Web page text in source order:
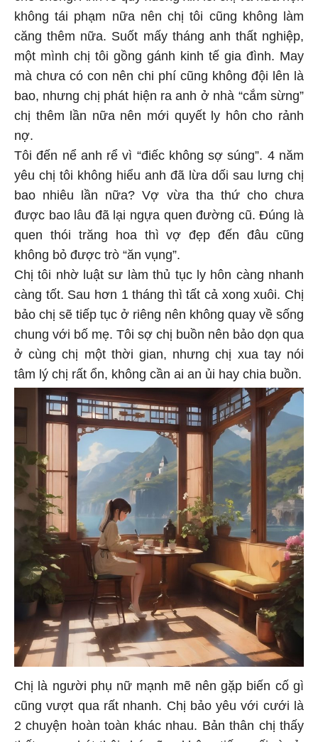
không tái phạm nữa nên chị tôi cũng không làm
căng thêm nữa. Suốt mấy tháng anh thất nghiệp,
một mình chị tôi gồng gánh kinh tế gia đình. May
mà chưa có con nên chi phí cũng không đội lên là
bao, nhưng chị phát hiện ra anh ở nhà “cắm sừng”
chị thêm lần nữa nên mới quyết ly hôn cho rảnh
nợ.
Tôi đến nể anh rể vì “điếc không sợ súng”. 4 năm
yêu chị tôi không hiểu anh đã lừa dối sau lưng chị
bao nhiêu lần nữa? Vợ vừa tha thứ cho chưa
được bao lâu đã lại ngựa quen đường cũ. Đúng là
quen thói trăng hoa thì vợ đẹp đến đâu cũng
không bỏ được trò “ăn vụng”.
Chị tôi nhờ luật sư làm thủ tục ly hôn càng nhanh
càng tốt. Sau hơn 1 tháng thì tất cả xong xuôi. Chị
bảo chị sẽ tiếp tục ở riêng nên không quay về sống
chung với bố mẹ. Tôi sợ chị buồn nên bảo dọn qua
ở cùng chị một thời gian, nhưng chị xua tay nói
tâm lý chị rất ổn, không cần ai an ủi hay chia buồn.
Chị là người phụ nữ mạnh mẽ nên gặp biến cố gì
cũng vượt qua rất nhanh. Chị bảo yêu với cưới là
2 chuyện hoàn toàn khác nhau. Bản thân chị thấy